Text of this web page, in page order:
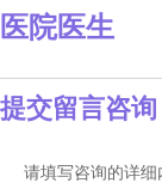
医院医生
提交留言咨询
请填写咨询的详细